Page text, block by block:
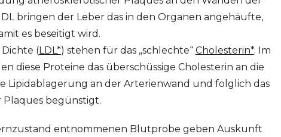
bringen der Leber das in den Organen angehäufte,
es beseitigt wird.
(LDL*) stehen für das „schlechte“ Cholesterin*. Im
diese Proteine das überschüssige Cholesterin an die
Lipidablagerung an der Arterienwand und folglich das
begünstigt.
entnommenen Blutprobe geben Auskunft